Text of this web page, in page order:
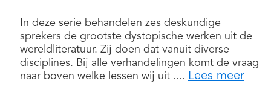
In deze serie behandelen zes deskundige
sprekers de grootste dystopische werken uit de
wereldliteratuur. Zij doen dat vanuit diverse
disciplines. Bij alle verhandelingen komt de vraag
naar boven welke lessen wij uit .... Lees meer